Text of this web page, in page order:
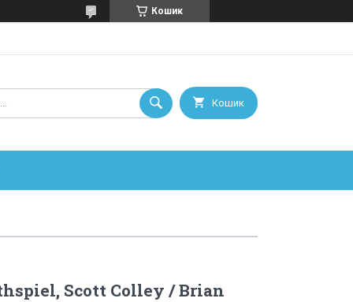
Кошик
Кошик
Scott Colley / Brian